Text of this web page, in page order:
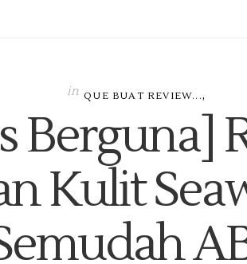
in QUE BUAT REVIEW...,
Berguna]
Kulit